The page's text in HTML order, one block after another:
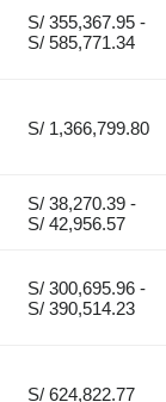
S/ 355,367.95 -
S/ 585,771.34
S/ 1,366,799.80
S/ 38,270.39 -
S/ 42,956.57
S/ 300,695.96 -
S/ 390,514.23
S/ 624,822.77